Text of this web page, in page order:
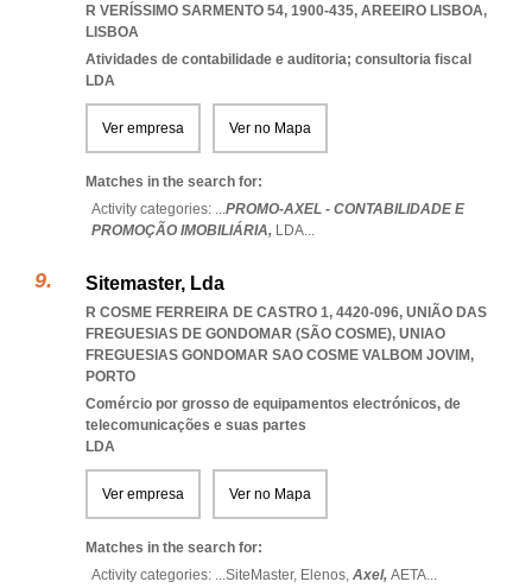
R VERÍSSIMO SARMENTO 54, 1900-435, AREEIRO LISBOA,
LISBOA
Atividades de contabilidade e auditoria; consultoria fiscal
LDA
Ver empresa Ver no Mapa
Matches in the search for:
Activity categories: ...PROMO-AXEL - CONTABILIDADE E
PROMOÇÃO IMOBILIÁRIA, LDA...
Sitemaster, Lda
R COSME FERREIRA DE CASTRO 1, 4420-096, UNIÃO DAS
FREGUESIAS DE GONDOMAR (SÃO COSME), UNIAO
FREGUESIAS GONDOMAR SAO COSME VALBOM JOVIM,
PORTO
Comércio por grosso de equipamentos electrónicos, de
telecomunicações e suas partes
LDA
Ver empresa Ver no Mapa
Matches in the search for:
Activity categories: ...SiteMaster, Elenos, Axel, AETA...